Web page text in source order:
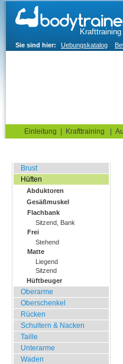
Sie sind hier: Uebungskatalog
Einleitung Krafttraining
Brust
Hüften
Abduktoren
Gesäßmuskel
Flachbank
Sitzend, Bank
Frei
Stehend
Matte
Liegend
Sitzend
Hüftbeuger
Oberarme
Oberschenkel
Rücken
Schultern & Nacken
Taille
Unterarme
Waden